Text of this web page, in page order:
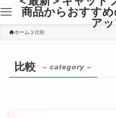
商品からおすす
ア
ホーム 比較
比較 – category –